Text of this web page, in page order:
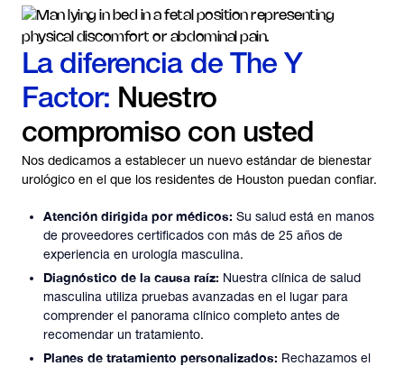
La diferencia de The Y
Factor: Nuestro
compromiso con usted
Nos dedicamos a establecer un nuevo estándar de bienestar
urológico en el que los residentes de Houston puedan confiar.
Atención dirigida por médicos: Su salud está en manos
de proveedores certificados con más de 25 años de
experiencia en urología masculina.
Diagnóstico de la causa raíz: Nuestra clínica de salud
masculina utiliza pruebas avanzadas en el lugar para
comprender el panorama clínico completo antes de
recomendar un tratamiento.
Planes de tratamiento personalizados: Rechazamos el